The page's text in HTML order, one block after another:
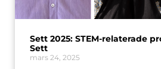
Sett 2025: STEM-relaterade
Sett​
mars 24, 2025